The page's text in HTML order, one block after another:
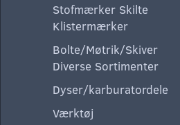
Stofmærker Skilte
Klistermærker
Bolte/Møtrik/Skiver
Diverse Sortimenter
Dyser/karburatordele
Værktøj